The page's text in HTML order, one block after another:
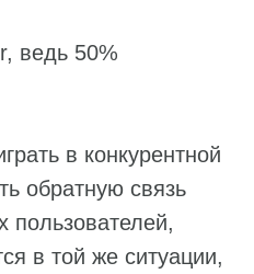
ведь 50%
в конкурентной
обратную связь
пользователей,
в той же ситуации,